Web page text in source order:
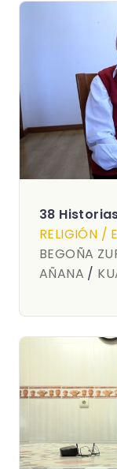
38
RELIGIÓN /
BEGOÑA
AÑANA /